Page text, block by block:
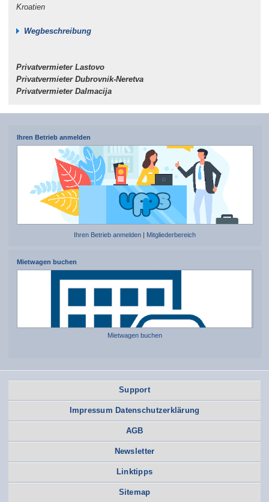
Kroatien
Wegbeschreibung
Privatvermieter Lastovo
Privatvermieter Dubrovnik-Neretva
Privatvermieter Dalmacija
Ihren Betrieb anmelden
Ihren Betrieb anmelden Mitgliederbereich
Mietwagen buchen
Mietwagen buchen
Support
Impressum Datenschutzerklärung
AGB
Newsletter
Linktipps
Sitemap